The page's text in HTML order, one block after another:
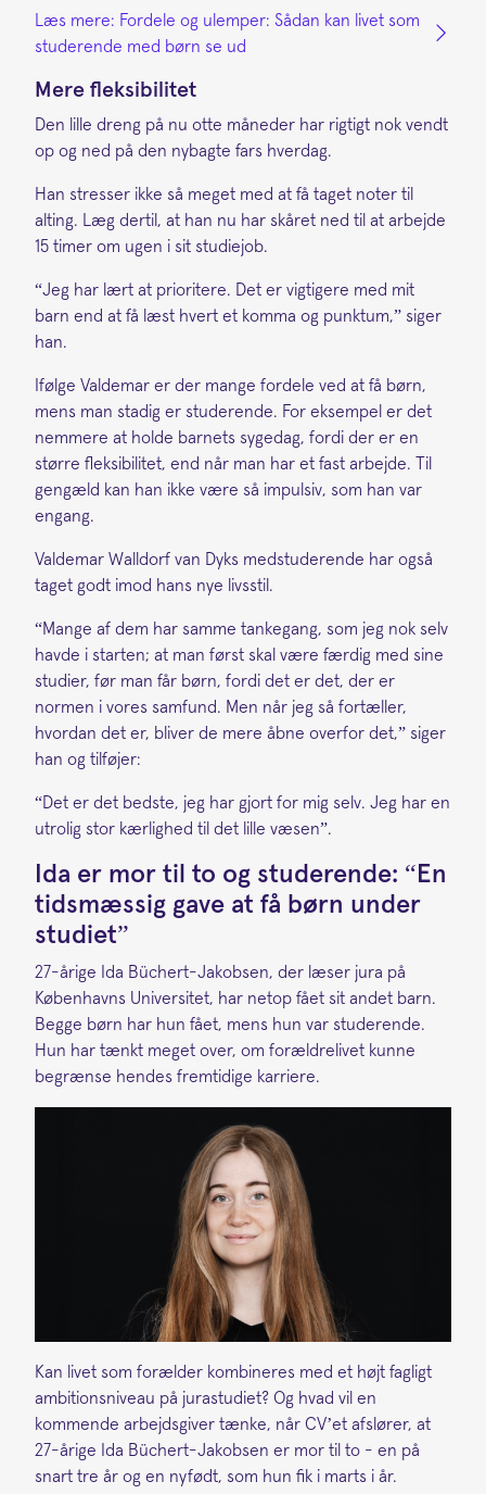
Læs mere: Fordele og ulemper: Sådan kan livet som
studerende med børn se ud
Mere fleksibilitet
Den lille dreng på nu otte måneder har rigtigt nok vendt
op og ned på den nybagte fars hverdag.
Han stresser ikke så meget med at få taget noter til
alting. Læg dertil, at han nu har skåret ned til at arbejde
15 timer om ugen i sit studiejob.
“Jeg har lært at prioritere. Det er vigtigere med mit
barn end at få læst hvert et komma og punktum,” siger
han.
Ifølge Valdemar er der mange fordele ved at få børn,
mens man stadig er studerende. For eksempel er det
nemmere at holde barnets sygedag, fordi der er en
større fleksibilitet, end når man har et fast arbejde. Til
gengæld kan han ikke være så impulsiv, som han var
engang.
Valdemar Walldorf van Dyks medstuderende har også
taget godt imod hans nye livsstil.
“Mange af dem har samme tankegang, som jeg nok selv
havde i starten; at man først skal være færdig med sine
studier, før man får børn, fordi det er det, der er
normen i vores samfund. Men når jeg så fortæller,
hvordan det er, bliver de mere åbne overfor det,” siger
han og tilføjer:
“Det er det bedste, jeg har gjort for mig selv. Jeg har en
utrolig stor kærlighed til det lille væsen”.
Ida er mor til to og studerende: “En
tidsmæssig gave at få børn under
studiet”
27-årige Ida Büchert-Jakobsen, der læser jura på
Københavns Universitet, har netop fået sit andet barn.
Begge børn har hun fået, mens hun var studerende.
Hun har tænkt meget over, om forældrelivet kunne
begrænse hendes fremtidige karriere.
Kan livet som forælder kombineres med et højt fagligt
ambitionsniveau på jurastudiet? Og hvad vil en
kommende arbejdsgiver tænke, når CV’et afslører, at
27-årige Ida Büchert-Jakobsen er mor til to - en på
snart tre år og en nyfødt, som hun fik i marts i år.